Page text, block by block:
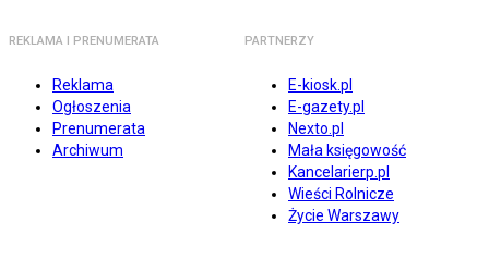
REKLAMA I PRENUMERATA
Reklama
Ogłoszenia
Prenumerata
Archiwum
PARTNERZY
E-kiosk.pl
E-gazety.pl
Nexto.pl
Mała księgowość
Kancelarierp.pl
Wieści Rolnicze
Życie Warszawy